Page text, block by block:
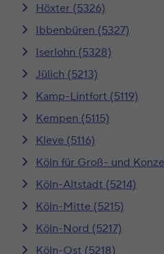
Höxter (5326)
Ibbenbüren (5327)
Iserlohn (5328)
Jülich (5213)
Kamp-Lintfort (5119)
Kempen (5115)
Kleve (5116)
Köln für Groß- und
Köln-Altstadt (5214)
Köln-Mitte (5215)
Köln-Nord (5217)
Köln-Ost (5218)